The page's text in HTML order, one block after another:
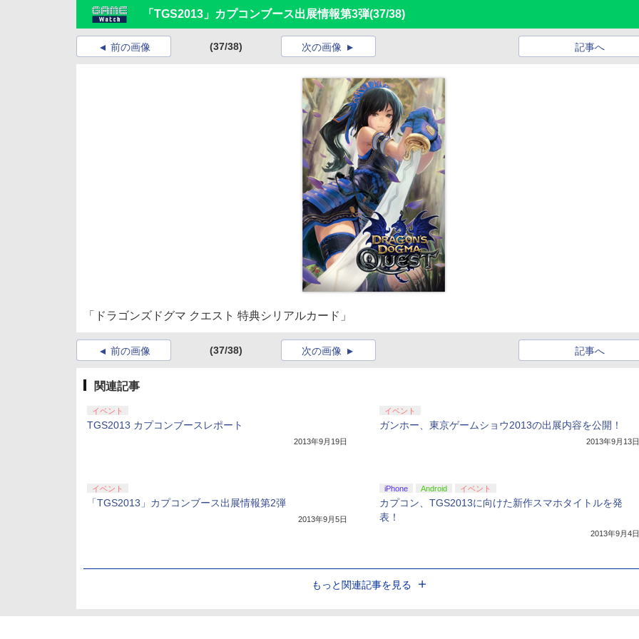
「TGS2013」カプコンブース出展情報第3弾(37/38)
前の画像 (37/38) 記事へ
次の画像
「ドラゴンズドグマ クエスト 特典シリアルカード」
前の画像 (37/38) 記事へ
次の画像
関連記事
イベント
TGS2013 カプコンブースレポート
2013年9月19日
イベント
ガンホー、東京ゲームショウ2013の出展内容を公開！
2013年9月13日
イベント
「TGS2013」カプコンブース出展情報第2弾
2013年9月5日
iPhone Android イベント
カプコン、TGS2013に向けた新作スマホタイトルを発
表！
2013年9月4日
もっと関連記事を見る